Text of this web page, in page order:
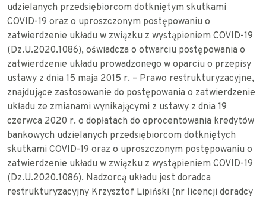
udzielanych przedsiębiorcom dotkniętym skutkami
COVID-19 oraz o uproszczonym postępowaniu o
zatwierdzenie układu w związku z wystąpieniem COVID-19
(Dz.U.2020.1086), oświadcza o otwarciu postępowania o
zatwierdzenie układu prowadzonego w oparciu o przepisy
ustawy z dnia 15 maja 2015 r. – Prawo restrukturyzacyjne,
znajdujące zastosowanie do postępowania o zatwierdzenie
układu ze zmianami wynikającymi z ustawy z dnia 19
czerwca 2020 r. o dopłatach do oprocentowania kredytów
bankowych udzielanych przedsiębiorcom dotkniętych
skutkami COVID-19 oraz o uproszczonym postępowaniu o
zatwierdzenie układu w związku z wystąpieniem COVID-19
(Dz.U.2020.1086). Nadzorcą układu jest doradca
restrukturyzacyjny Krzysztof Lipiński (nr licencji doradcy